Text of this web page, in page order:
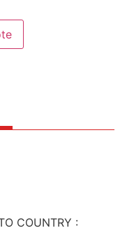
COUNTRY :